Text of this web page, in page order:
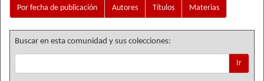
Por fecha de publicación
Autores Títulos Materias
Buscar en esta comunidad y sus colecciones:
Ir